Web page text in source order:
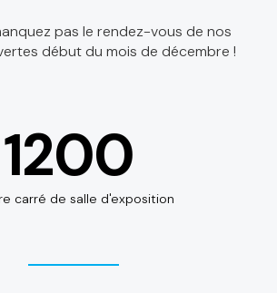
pas le rendez-vous de nos
début du mois de décembre !
1200
carré de salle d'exposition